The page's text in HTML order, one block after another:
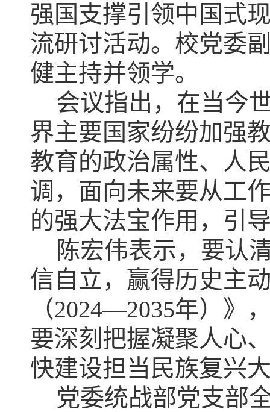
强国支撑引领中国式
流研讨活动。校党委
健主持并领学。
会议指出，在当今
界主要国家纷纷加强
教育的政治属性、人
调，面向未来要从工
的强大法宝作用，引
陈宏伟表示，要认
信自立，赢得历史主
（2024—2035年）》
要深刻把握凝聚人心
快建设担当民族复兴
党委统战部党支部